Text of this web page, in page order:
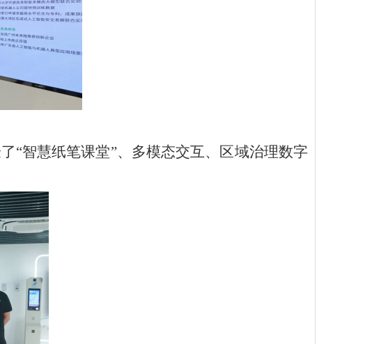
“智慧纸笔课堂”、多模态交互、区域治理数字